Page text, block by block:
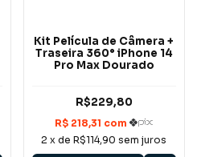
Kit Película de Câmera +
Traseira 360° iPhone 14
Pro Max Dourado
R$229,80
2 x deR$114,90 sem juros